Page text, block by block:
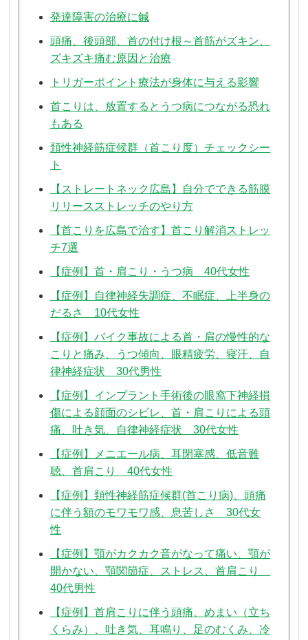
発達障害の治療に鍼
頭痛、後頭部、首の付け根～首筋がズキン、
ズキズキ痛む原因と治療
トリガーポイント療法が身体に与える影響
首こりは、放置するとうつ病につながる恐れ
もある
頚性神経筋症候群（首こり度）チェックシー
ト
【ストレートネック広島】自分でできる筋膜
リリースストレッチのやり方
【首こりを広島で治す】首こり解消ストレッ
チ7選
【症例】首・肩こり・うつ病 40代女性
【症例】自律神経失調症、不眠症、上半身の
だるさ 10代女性
【症例】バイク事故による首・肩の慢性的な
こりと痛み、うつ傾向、眼精疲労、寝汗、自
律神経症状 30代男性
【症例】インプラント手術後の眼窩下神経損
傷による顔面のシビレ、首・肩こりによる頭
痛、吐き気、自律神経症状 30代女性
【症例】メニエール病、耳閉塞感、低音難
聴、首肩こり 40代女性
【症例】頚性神経筋症候群(首こり病)、頭痛
に伴う額のモワモワ感、息苦しさ 30代女
性
【症例】顎がカクカク音がなって痛い、顎が
開かない、顎関節症、ストレス、首肩こり
40代男性
【症例】首肩こりに伴う頭痛、めまい（立ち
くらみ）、吐き気、耳鳴り、足のむくみ、冷